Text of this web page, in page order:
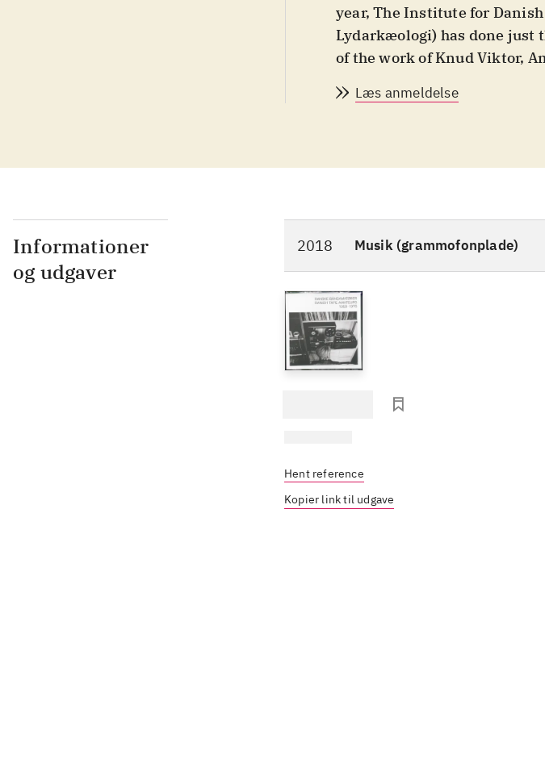
year, The Institute for
Lydarkæologi) has done
of the work of Knud Viktor,
favorite records of 2018 ...
Læs anmeldelse
Informationer
og udgaver
2018 Musik (grammofonplade)
Hent reference
Kopier link til udgave